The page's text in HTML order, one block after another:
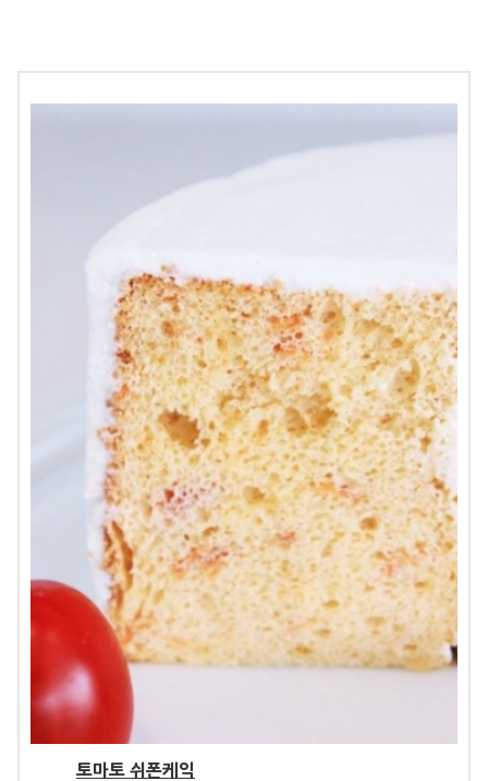
토마토 쉬폰케익